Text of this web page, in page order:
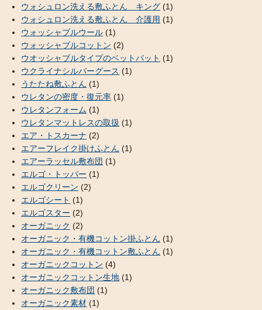
ウォシュロン洗える敷ふとん キング (1)
ウォシュロン洗える敷ふとん 介護用 (1)
ウォッシャブルウール (1)
ウォッシャブルコットン (2)
ウオッシャブルタイプのベットパット (1)
ウクライナシルバーグース (1)
うたたね敷ふとん (1)
ウレタンの密度・復元率 (1)
ウレタンフォーム (1)
ウレタンマットレスの取扱 (1)
エア・トスカーナ (2)
エアーフレイク掛けふとん (1)
エアーラッセル敷布団 (1)
エルゴ・トッパー (1)
エルゴクリーン (2)
エルゴシート (1)
エルゴスター (2)
オーガニック (2)
オーガニック・有機コットン掛ふとん (1)
オーガニック・有機コットン敷ふとん (1)
オーガニックコットン (4)
オーガニックコットン生地 (1)
オーガニック敷布団 (1)
オーガニック素材 (1)